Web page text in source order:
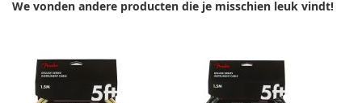
TE
TE
We vonden andere producten die je misschien leuk vindt!